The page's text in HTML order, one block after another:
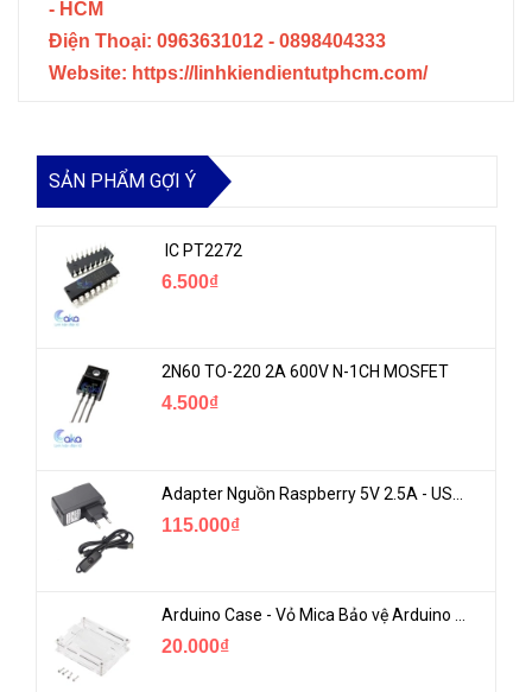
- HCM
Điện Thoại: 0963631012 - 0898404333
Website: https://linhkiendientutphcm.com/
SẢN PHẨM GỢI Ý
IC PT2272
6.500₫
2N60 TO-220 2A 600V N-1CH MOSFET
4.500₫
115.000₫
Arduino Case - Vỏ Mica Bảo vệ Arduino UNO R3
20.000₫